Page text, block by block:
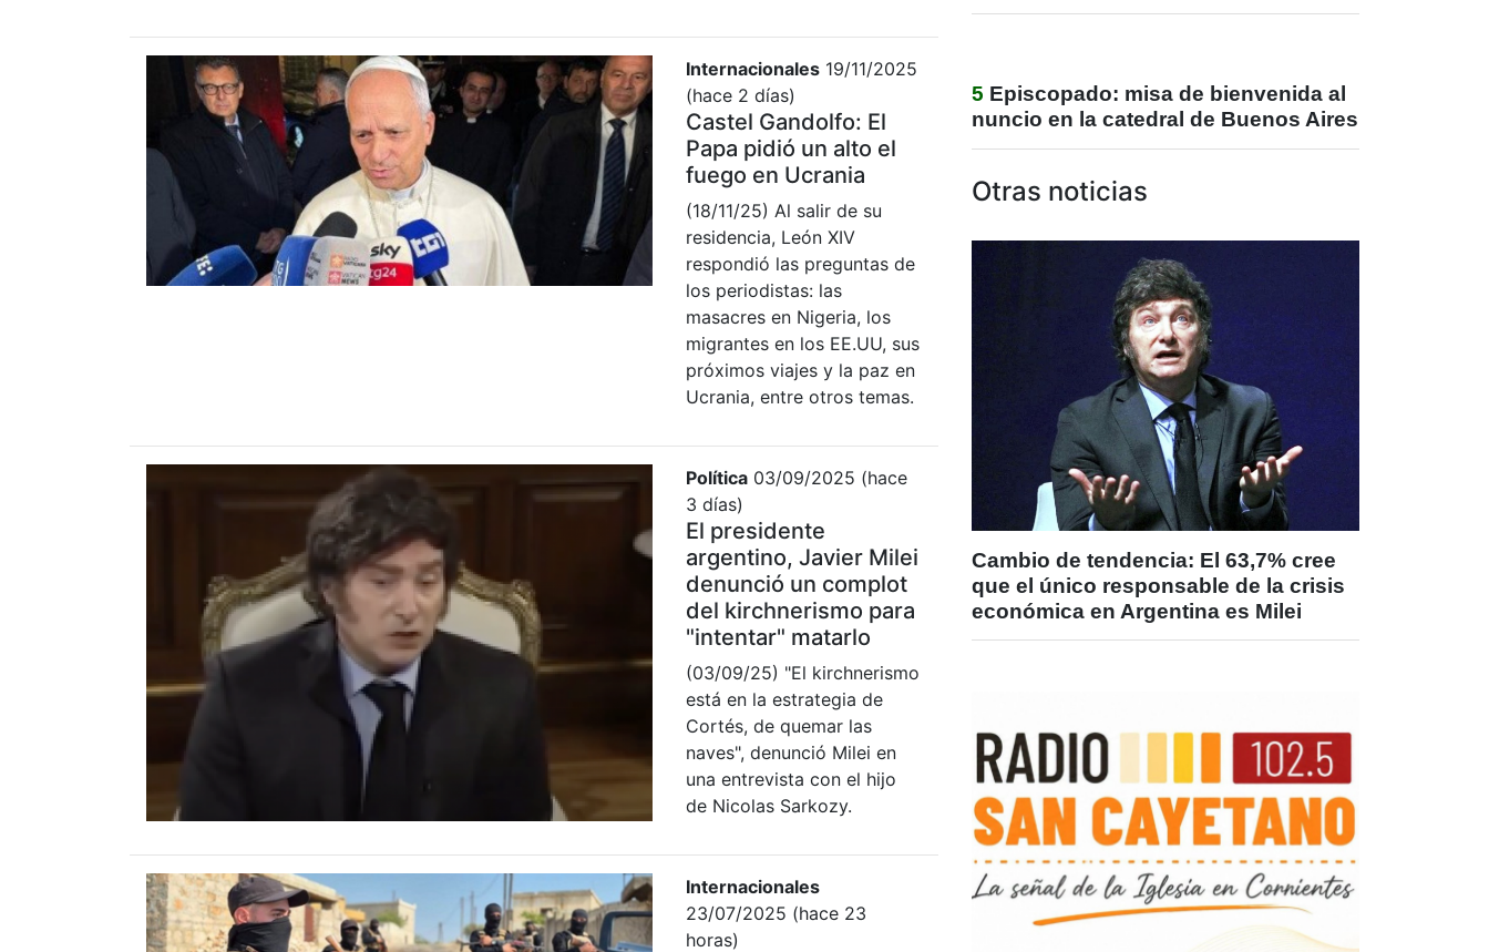
Internacionales 19/11/2025
(hace 2 días)
Castel Gandolfo: El
Papa pidió un alto el
fuego en Ucrania
(18/11/25) Al salir de su
residencia, León XIV
respondió las preguntas de
los periodistas: las
masacres en Nigeria, los
migrantes en los EE.UU, sus
próximos viajes y la paz en
Ucrania, entre otros temas.
Política 03/09/2025 (hace
3 días)
El presidente
argentino, Javier Milei
denunció un complot
del kirchnerismo para
"intentar" matarlo
(03/09/25) "El kirchnerismo
está en la estrategia de
Cortés, de quemar las
naves", denunció Milei en
una entrevista con el hijo
de Nicolas Sarkozy.
Internacionales
23/07/2025 (hace 23
horas)
5 Episcopado: misa de bienvenida al
nuncio en la catedral de Buenos Aires
Otras noticias
Cambio de tendencia: El 63,7% cree
que el único responsable de la crisis
económica en Argentina es Milei